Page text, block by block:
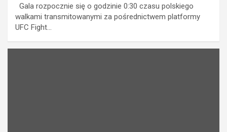
Gala rozpocznie się o godzinie 0:30 czasu polskiego
walkami transmitowanymi za pośrednictwem platformy
UFC Fight…